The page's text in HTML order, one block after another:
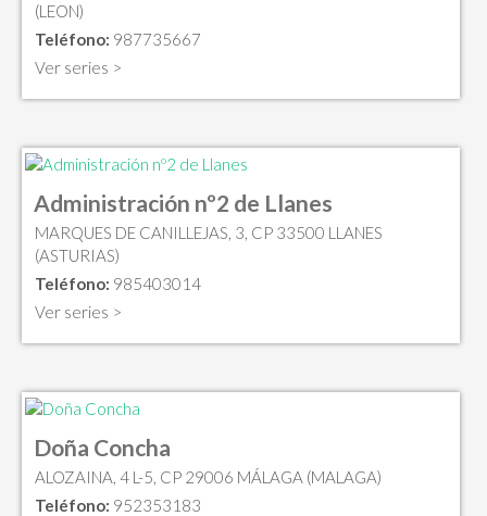
(LEON)
Teléfono: 987735667
Ver series >
Administración nº2 de Llanes
MARQUES DE CANILLEJAS, 3, CP 33500 LLANES
(ASTURIAS)
Teléfono: 985403014
Ver series >
Doña Concha
ALOZAINA, 4 L-5, CP 29006 MÁLAGA (MALAGA)
Teléfono: 952353183